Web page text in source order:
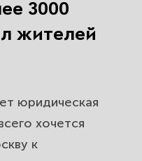
в районе
с виновника и
Бутырский.
и приставов.
3000
жителей
юридическая
хочется
к